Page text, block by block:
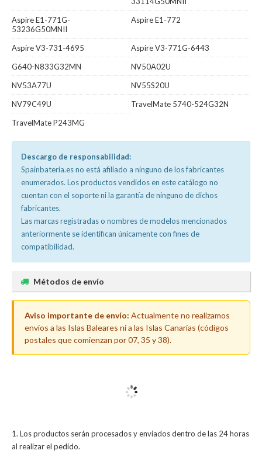
Aspire E1-771G-
53236G50MNII
Aspire E1-772
Aspire V3-731-4695
Aspire V3-771G-6443
G640-N833G32MN
NV50A02U
NV53A77U
NV55S20U
NV79C49U
TravelMate 5740-524G32N
TravelMate P243MG
Descargo de responsabilidad:
Spainbateria.es no está afiliado a ninguno de los fabricantes
enumerados. Los productos vendidos en este catálogo no
cuentan con el soporte ni la garantía de ninguno de dichos
fabricantes.
Las marcas registradas o nombres de modelos mencionados
anteriormente se identifican únicamente con fines de
compatibilidad.
Métodos de envío
Aviso importante de envío: Actualmente no realizamos
envíos a las Islas Baleares ni a las Islas Canarias (códigos
postales que comienzan por 07, 35 y 38).
Los productos serán procesados y enviados dentro de las 24 horas
al realizar el pedido.